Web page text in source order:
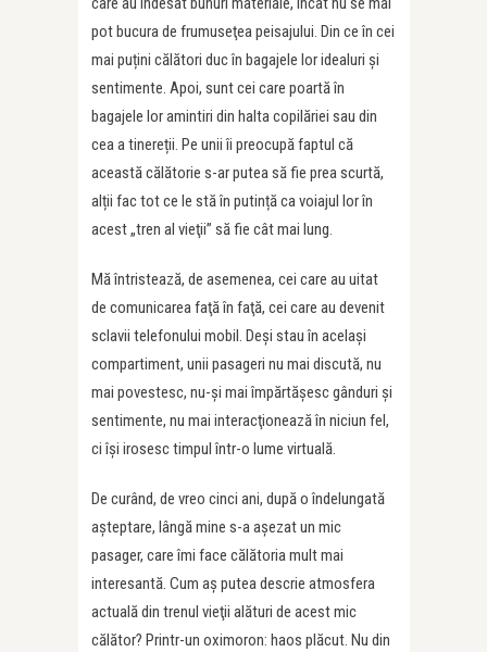
pot bucura de frumuseţea peisajului. Din ce în cei
mai puțini călători duc în bagajele lor idealuri și
sentimente. Apoi, sunt cei care poartă în
bagajele lor amintiri din halta copilăriei sau din
cea a tinereții. Pe unii îi preocupă faptul că
această călătorie s-ar putea să fie prea scurtă,
alții fac tot ce le stă în putință ca voiajul lor în
acest „tren al vieţii” să fie cât mai lung.
Mă întristează, de asemenea, cei care au uitat
de comunicarea faţă în faţă, cei care au devenit
sclavii telefonului mobil. Deşi stau în acelaşi
compartiment, unii pasageri nu mai discută, nu
mai povestesc, nu-şi mai împărtăşesc gânduri şi
sentimente, nu mai interacţionează în niciun fel,
ci îşi irosesc timpul într-o lume virtuală.
De curând, de vreo cinci ani, după o îndelungată
aşteptare, lângă mine s-a aşezat un mic
pasager, care îmi face călătoria mult mai
interesantă. Cum aş putea descrie atmosfera
actuală din trenul vieţii alături de acest mic
călător? Printr-un oximoron: haos plăcut. Nu din